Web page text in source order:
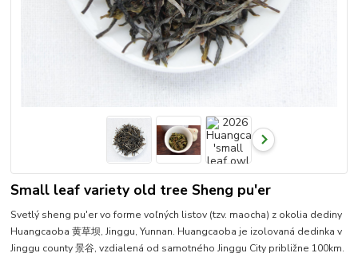
Small leaf variety old tree Sheng pu'er
Svetlý sheng pu'er vo forme voľných listov (tzv. maocha) z okolia dediny
Huangcaoba 黄草坝, Jinggu, Yunnan. Huangcaoba je izolovaná dedinka v
Jinggu county 景谷, vzdialená od samotného Jinggu City približne 100km.